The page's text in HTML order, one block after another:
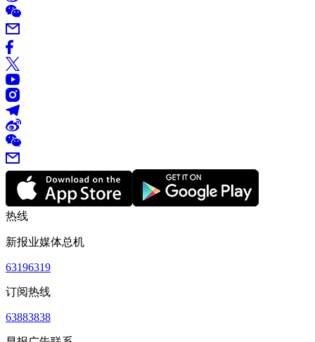
热线
新报业媒体总机
63196319
订阅热线
63883838